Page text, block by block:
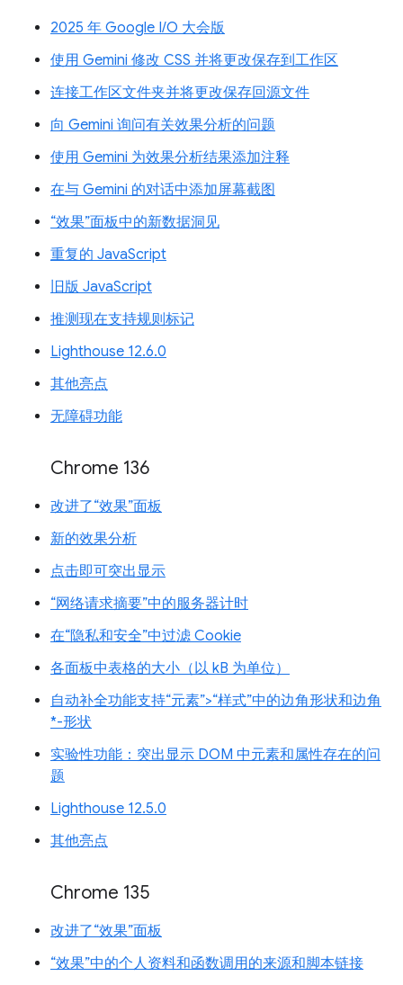
2025 年 Google I/O 大会版
使用 Gemini 修改 CSS 并将更改保存到工作区
连接工作区文件夹并将更改保存回源文件
向 Gemini 询问有关效果分析的问题
使用 Gemini 为效果分析结果添加注释
在与 Gemini 的对话中添加屏幕截图
“效果”面板中的新数据洞见
重复的 JavaScript
旧版 JavaScript
推测现在支持规则标记
Lighthouse 12.6.0
其他亮点
无障碍功能
Chrome 136
改进了“效果”面板
新的效果分析
点击即可突出显示
“网络请求摘要”中的服务器计时
在“隐私和安全”中过滤 Cookie
各面板中表格的大小（以 kB 为单位）
自动补全功能支持“元素”>“样式”中的边角形状和边角
*-形状
实验性功能：突出显示 DOM 中元素和属性存在的问
题
Lighthouse 12.5.0
其他亮点
Chrome 135
改进了“效果”面板
“效果”中的个人资料和函数调用的来源和脚本链接